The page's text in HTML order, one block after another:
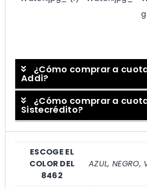
¿Cómo comprar a
Addi?
¿Cómo comprar a
Sistecrédito?
ESCOGE EL
COLOR DEL
8462
AZUL, NEGRO,